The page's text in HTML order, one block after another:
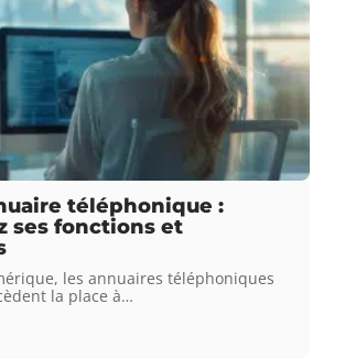
téléphonique :
ses fonctions et
les annuaires téléphoniques
la place à…